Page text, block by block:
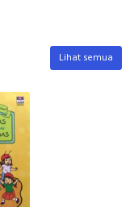
Lihat semua